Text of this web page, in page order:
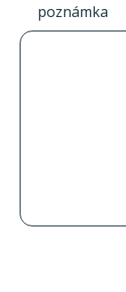
poznámka